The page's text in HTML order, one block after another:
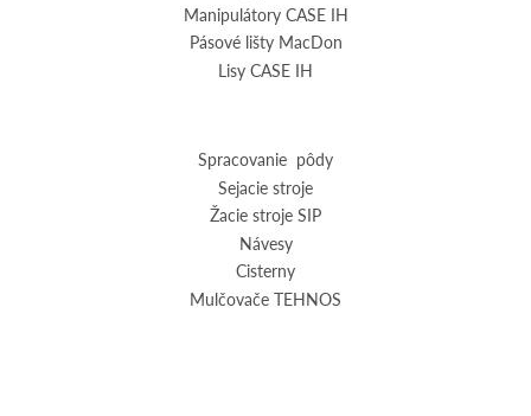
Manipulátory CASE IH
Pásové lišty MacDon
Lisy CASE IH
Spracovanie pôdy
Sejacie stroje
Žacie stroje SIP
Návesy
Cisterny
Mulčovače TEHNOS